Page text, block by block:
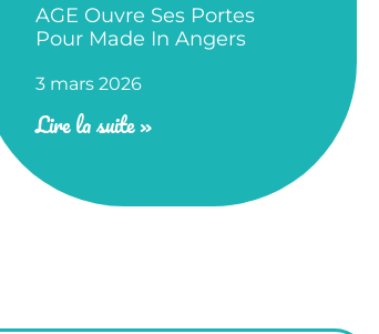
AGE Ouvre Ses Portes
Pour Made In Angers
3 mars 2026
Lire la suite »